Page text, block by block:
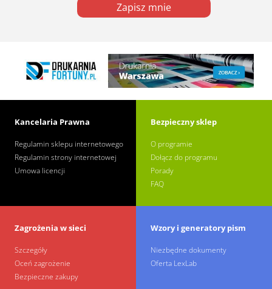
Zapisz mnie
Kancelaria Prawna
Regulamin sklepu internetowego
Regulamin strony internetowej
Umowa licencji
Bezpieczny sklep
O programie
Dołącz do programu
Porady
FAQ
Zagrożenia w sieci
Szczegóły
Oceń zagrożenie
Bezpieczne zakupy
Wzory i generatory pism
Niezbędne dokumenty
Oferta LexLab